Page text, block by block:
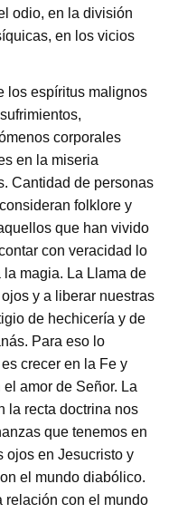
odio, en la división
en los vicios
los espíritus malignos
corporales
en la miseria
Cantidad de personas
folklore y
que han vivido
con veracidad lo
magia. La Llama de
y a liberar nuestras
de hechicería y de
Para eso lo
crecer en la Fe y
amor de Señor. La
la recta doctrina nos
que tenemos en
ojos en Jesucristo y
el mundo diabólico.
relación con el mundo